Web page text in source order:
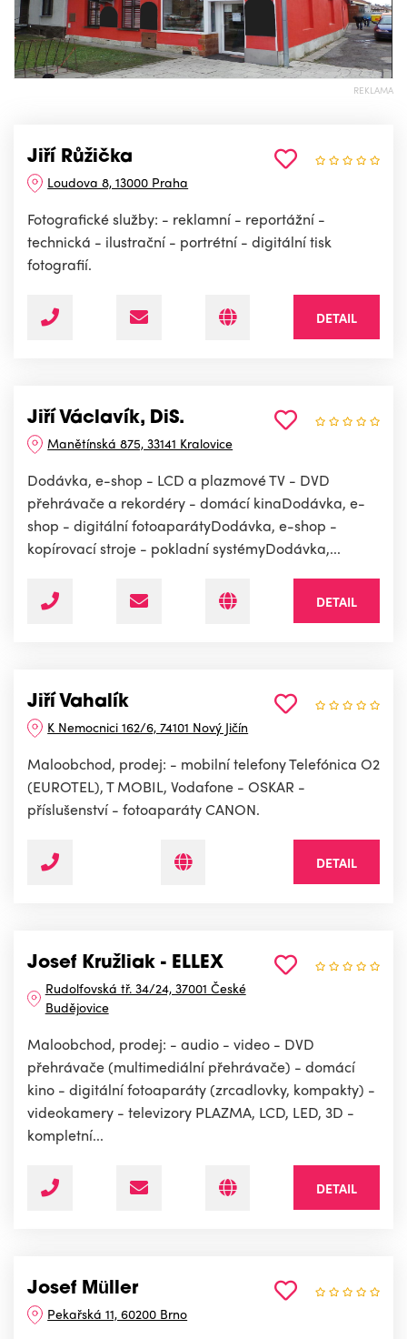
REKLAMA
Jiří Růžička
Loudova 8, 13000 Praha
Fotografické služby: - reklamní - reportážní -
technická - ilustrační - portrétní - digitální tisk
fotografií.
DETAIL
Jiří Václavík, DiS.
Manětínská 875, 33141 Kralovice
Dodávka, e-shop - LCD a plazmové TV - DVD
přehrávače a rekordéry - domácí kinaDodávka, e-
shop - digitální fotoaparátyDodávka, e-shop -
kopírovací stroje - pokladní systémyDodávka,...
DETAIL
Jiří Vahalík
K Nemocnici 162/6, 74101 Nový Jičín
Maloobchod, prodej: - mobilní telefony Telefónica O2
(EUROTEL), T MOBIL, Vodafone - OSKAR -
příslušenství - fotoaparáty CANON.
DETAIL
Josef Kružliak - ELLEX
Rudolfovská tř. 34/24, 37001 České
Budějovice
Maloobchod, prodej: - audio - video - DVD
přehrávače (multimediální přehrávače) - domácí
kino - digitální fotoaparáty (zrcadlovky, kompakty) -
videokamery - televizory PLAZMA, LCD, LED, 3D -
kompletní...
DETAIL
Josef Müller
Pekařská 11, 60200 Brno